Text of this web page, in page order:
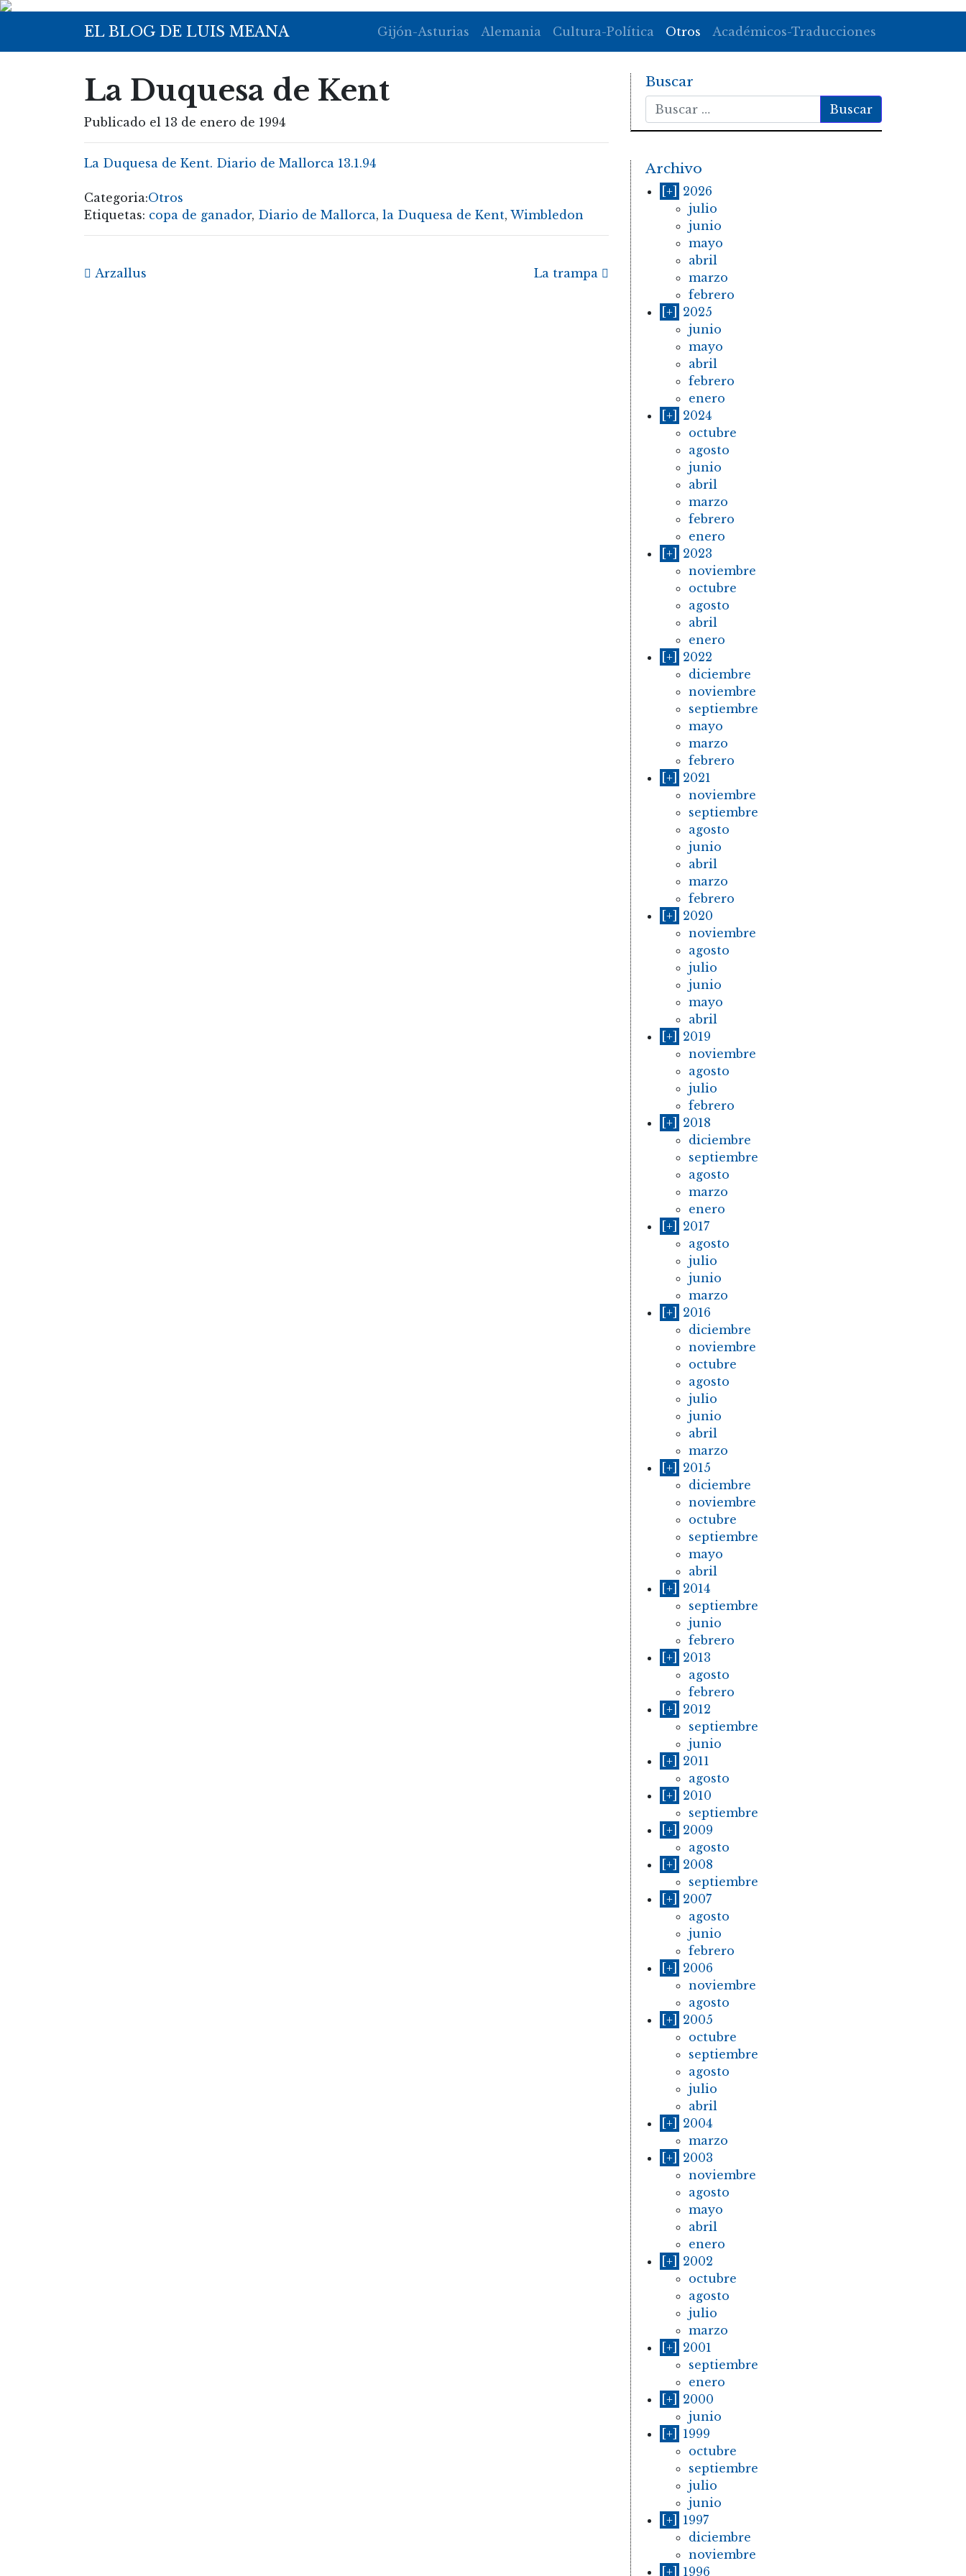
EL BLOG DE LUIS MEANA Gijón-Asturias Alemania Cultura-Política Otros Académicos-Traducciones
La Duquesa de Kent
Publicado el 13 de enero de 1994
La Duquesa de Kent. Diario de Mallorca 13.1.94
Categoria:Otros
Etiquetas: copa de ganador, Diario de Mallorca, la Duquesa de Kent, Wimbledon
Post navigation
Arzallus La trampa
Buscar
Buscar
Archivo
[+]
2026
julio
junio
mayo
abril
marzo
febrero
[+]
2025
junio
mayo
abril
febrero
enero
[+]
2024
octubre
agosto
junio
abril
marzo
febrero
enero
[+]
2023
noviembre
octubre
agosto
abril
enero
[+]
2022
diciembre
noviembre
septiembre
mayo
marzo
febrero
[+]
2021
noviembre
septiembre
agosto
junio
abril
marzo
febrero
[+]
2020
noviembre
agosto
julio
junio
mayo
abril
[+]
2019
noviembre
agosto
julio
febrero
[+]
2018
diciembre
septiembre
agosto
marzo
enero
[+]
2017
agosto
julio
junio
marzo
[+]
2016
diciembre
noviembre
octubre
agosto
julio
junio
abril
marzo
[+]
2015
diciembre
noviembre
octubre
septiembre
mayo
abril
[+]
2014
septiembre
junio
febrero
[+]
2013
agosto
febrero
[+]
2012
septiembre
junio
[+]
2011
agosto
[+]
2010
septiembre
[+]
2009
agosto
[+]
2008
septiembre
[+]
2007
agosto
junio
febrero
[+]
2006
noviembre
agosto
[+]
2005
octubre
septiembre
agosto
julio
abril
[+]
2004
marzo
[+]
2003
noviembre
agosto
mayo
abril
enero
[+]
2002
octubre
agosto
julio
marzo
[+]
2001
septiembre
enero
[+]
2000
junio
[+]
1999
octubre
septiembre
julio
junio
[+]
1997
diciembre
noviembre
[+]
1996